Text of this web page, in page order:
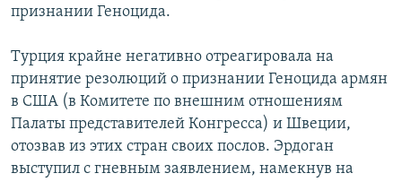
признании Геноцида.
Турция крайне негативно отреагировала на
принятие резолюций о признании Геноцида армян
в США (в Комитете по внешним отношениям
Палаты представителей Конгресса) и Швеции,
отозвав из этих стран своих послов. Эрдоган
выступил с гневным заявлением, намекнув на